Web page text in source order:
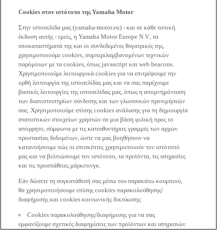
Cookies στον ιστότοπο της Yamaha Motor
Στην ιστοσελίδα μας (yamaha-motor.eu) - και σε κάθε τοπική
έκδοση αυτής - εμείς, η Yamaha Motor Europe N.V., τα
υποκαταστήματά της και οι συνδεδεμένες θυγατρικές της,
χρησιμοποιούμε cookies, συμπεριλαμβανομένων τεχνικών
παρόμοιων με τα cookies, όπως javascript και web beacons.
Χρησιμοποιούμε λειτουργικά cookies για να επιτρέψουμε την
ορθή λειτουργία της ιστοσελίδας μας και να σας παρέχουμε
βασικές λειτουργίες της ιστοσελίδας μας, όπως η απομνημόνευση
των διαπιστευτηρίων σύνδεσης και των γλωσσικών προτιμήσεών
σας. Χρησιμοποιούμε επίσης cookies ανάλυσης για τη δημιουργία
στατιστικών στοιχείων χρηστών σε μια βάση φιλική προς το
απόρρητο, σύμφωνα με τις κατευθυντήριες γραμμές των αρχών
προστασίας δεδομένων, ώστε να μας βοηθήσουν να
κατανοήσουμε πώς οι επισκέπτες χρησιμοποιούν τον ιστότοπό
μας και να βελτιώσουμε τον ιστότοπο, τα προϊόντα, τις υπηρεσίες
και τις προσπάθειες μάρκετινγκ.
Εάν δώσετε τη συγκατάθεσή σας μέσω του παρακάτω κουμπιού,
θα χρησιμοποιήσουμε επίσης cookies παρακολούθησης/
διαφήμισης και cookies κοινωνικής δικτύωσης:
Cookies παρακολούθησης/διαφήμισης για να σας
εμφανίζουμε σχετικές διαφημίσεις των προϊόντων και υπηρεσιών